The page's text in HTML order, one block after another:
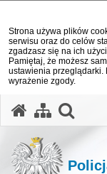
Strona używa plików
serwisu oraz do celów
zgadzasz się na ich
Pamiętaj, że możesz
ustawienia przeglądarki.
wyrażenie zgody.